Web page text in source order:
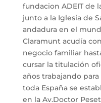
fundacion ADEIT de
junto a la Iglesia de
andadura en el
Claramunt acudía
negocio familiar
cursar la titulación
años trabajando
toda España se
en la Av.Doctor